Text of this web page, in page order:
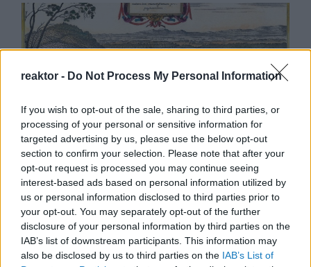
reaktor - Do Not Process My Personal Information
If you wish to opt-out of the sale, sharing to third parties, or
processing of your personal or sensitive information for
targeted advertising by us, please use the below opt-out
section to confirm your selection. Please note that after your
opt-out request is processed you may continue seeing
interest-based ads based on personal information utilized by
us or personal information disclosed to third parties prior to
your opt-out. You may separately opt-out of the further
disclosure of your personal information by third parties on the
IAB’s list of downstream participants. This information may
also be disclosed by us to third parties on the IAB’s List of
Miért isznak a magyarok
egyre kevesebb bort?
BY:BEKE BALÁZS GÁBOR2024. FEB 20.
A magyar borfogyasztás nagyjából 50 éve mutat
csökkenő tendenciát, annak ellenére, hogy az
alkoholfogyasztás nem mérséklődött
számottevően. A 1970-es években a bor számított